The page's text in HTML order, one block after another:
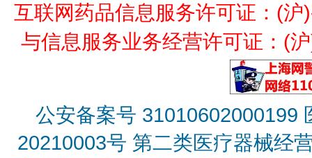
互联网药品信息服务许可证：(
与信息服务业务经营许可证：(
公安备案号 31010602000199
20210003号 第二类医疗器械经